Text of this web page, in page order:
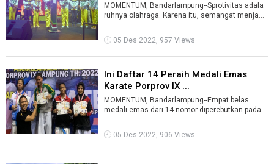
MOMENTUM, Bandarlampung--Sprotivitas adala
ruhnya olahraga. Karena itu, semangat menjaga
05 Des 2022, 957 Views
Ini Daftar 14 Peraih Medali Emas
Karate Porprov IX ...
MOMENTUM, Bandarlampung--Empat belas
medali emas dari 14 nomor diperebutkan pada
...
05 Des 2022, 906 Views